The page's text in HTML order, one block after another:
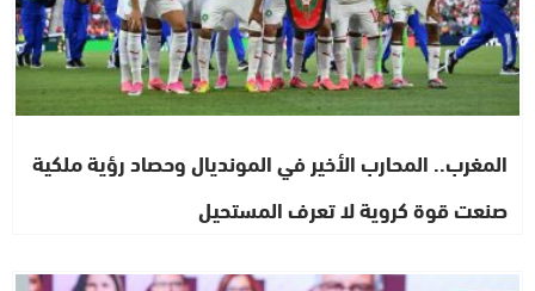
المغرب.. المحارب الأخير في المونديال وحصاد رؤية ملكية
صنعت قوة كروية لا تعرف المستحيل